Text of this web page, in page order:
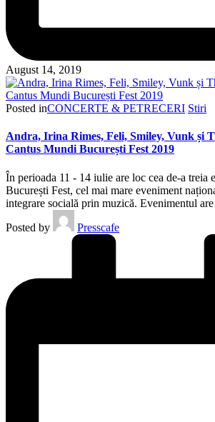
August 14, 2019
Posted inCONCERTE & PETRECERI Stiri
Andra, Irina Rimes, Feli, Smiley, Vunk și
Cantus Mundi București Fest 2019
În perioada 11 - 14 iulie are loc cea de-a treia
București Fest, cel mai mare eveniment
integrare socială prin muzică. Evenimentul
Posted by
Presscafe